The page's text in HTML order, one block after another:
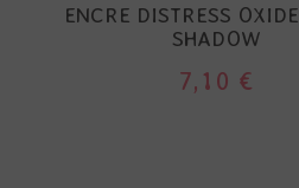
ENCRE DISTRESS
SHADOW
7,10 €